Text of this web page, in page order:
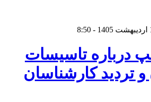
درباره تاسیسات
و تردید کارشناسان